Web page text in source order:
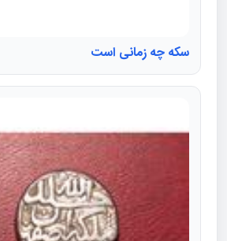
سكه چه زمانی است